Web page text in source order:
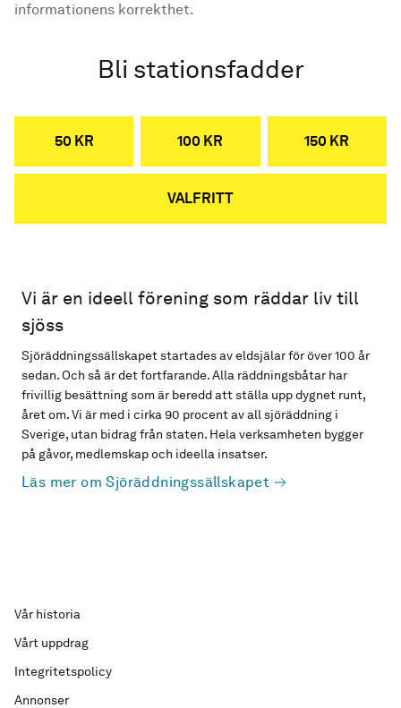
informationens korrekthet.
Bli stationsfadder
50 KR 100 KR 150 KR
VALFRITT
Vi är en ideell förening som räddar liv till
sjöss
Sjöräddningssällskapet startades av eldsjälar för över 100 år
sedan. Och så är det fortfarande. Alla räddningsbåtar har
frivillig besättning som är beredd att ställa upp dygnet runt,
året om. Vi är med i cirka 90 procent av all sjöräddning i
Sverige, utan bidrag från staten. Hela verksamheten bygger
på gåvor, medlemskap och ideella insatser.
Läs mer om Sjöräddningssällskapet
Vår historia
Vårt uppdrag
Integritetspolicy
Annonser